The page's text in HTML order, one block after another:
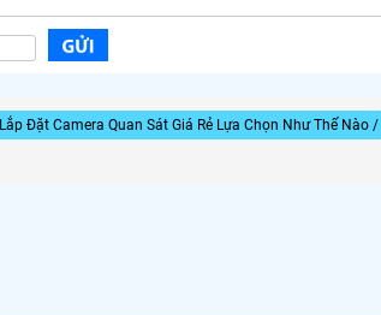
Lắp Đặt Camera Quan Sát Giá Rẻ Lựa Chọn Như Thế Nào /